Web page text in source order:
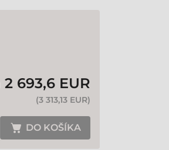
2 693,6 EUR
(3 313,13 EUR)
DO KOŠÍKA